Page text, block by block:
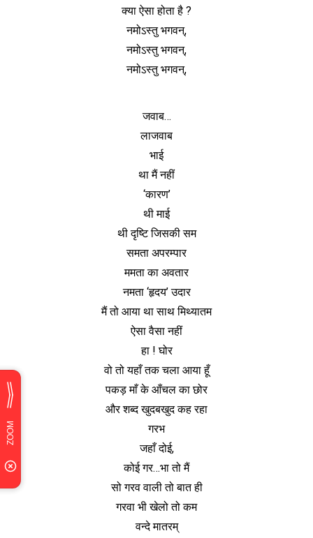
क्या ऐसा होता है ?
नमोऽस्तु भगवन्,
नमोऽस्तु भगवन्,
नमोऽस्तु भगवन्,
जवाब…
लाजवाब
भाई
था मैं नहीं
‘कारण’
थी माई
थी दृष्टि जिसकी सम
समता अपरम्पार
ममता का अवतार
नमता ‘हृदय’ उदार
मैं तो आया था साथ मिथ्यातम
ऐसा वैसा नहीं
हा ! घोर
वो तो यहाँ तक चला आया हूँ
पकड़ माँ के आँचल का छोर
और शब्द खुदबखुद कह रहा
गरभ
जहाँ दोई,
कोई गर…भा तो मैं
सो गरव वाली तो बात ही
गरवा भी खेलो तो कम
वन्दे मातरम्